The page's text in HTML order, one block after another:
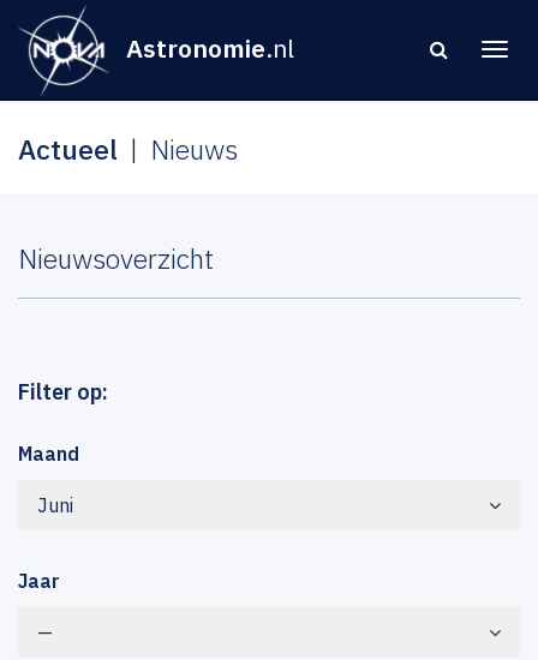
Astronomie.nl
Actueel Nieuws
Nieuwsoverzicht
Filter op:
Maand
Juni
Jaar
—